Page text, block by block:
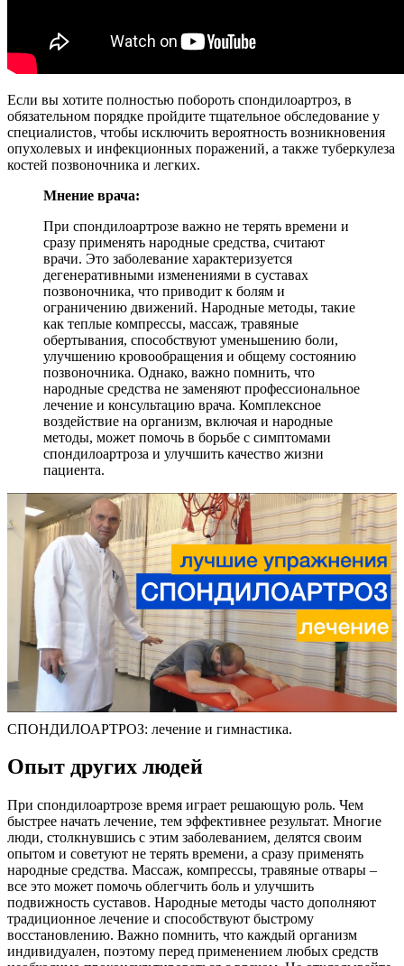
Если вы хотите полностью побороть спондилоартроз, в
обязательном порядке пройдите тщательное обследование у
специалистов, чтобы исключить вероятность возникновения
опухолевых и инфекционных поражений, а также туберкулеза
костей позвоночника и легких.
Мнение врача:
При спондилоартрозе важно не терять времени и
сразу применять народные средства, считают
врачи. Это заболевание характеризуется
дегенеративными изменениями в суставах
позвоночника, что приводит к болям и
ограничению движений. Народные методы, такие
как теплые компрессы, массаж, травяные
обертывания, способствуют уменьшению боли,
улучшению кровообращения и общему состоянию
позвоночника. Однако, важно помнить, что
народные средства не заменяют профессиональное
лечение и консультацию врача. Комплексное
воздействие на организм, включая и народные
методы, может помочь в борьбе с симптомами
спондилоартроза и улучшить качество жизни
пациента.
СПОНДИЛОАРТРОЗ: лечение и гимнастика.
Опыт других людей
При спондилоартрозе время играет решающую роль. Чем
быстрее начать лечение, тем эффективнее результат. Многие
люди, столкнувшись с этим заболеванием, делятся своим
опытом и советуют не терять времени, а сразу применять
народные средства. Массаж, компрессы, травяные отвары –
все это может помочь облегчить боль и улучшить
подвижность суставов. Народные методы часто дополняют
традиционное лечение и способствуют быстрому
восстановлению. Важно помнить, что каждый организм
индивидуален, поэтому перед применением любых средств